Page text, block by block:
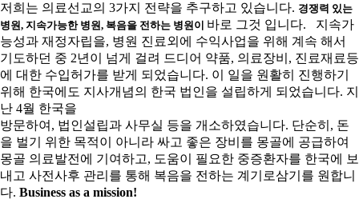
저희는 의료선교의 3가지 전략을 추구하고 있습니다. 경쟁력 있는
병원, 지속가능한 병원, 복음을 전하는 병원이 바로 그것 입니다. 지속가
능성과 재정자립을, 병원 진료외에 수익사업을 위해 계속 해서
기도하던 중 2년이 넘게 걸려 드디어 약품, 의료장비, 진료재료등
에 대한 수입허가를 받게 되었습니다. 이 일을 원활히 진행하기
위해 한국에도 지사개념의 한국 법인을 설립하게 되었습니다. 지
난 4월 한국을
방문하여, 법인설립과 사무실 등을 개소하였습니다. 단순히, 돈
을 벌기 위한 목적이 아니라 싸고 좋은 장비를 몽골에 공급하여
몽골 의료발전에 기여하고, 도움이 필요한 중증환자를 한국에 보
내고 사전사후 관리를 통해 복음을 전하는 계기로삼기를 원합니
다. Business as a mission!